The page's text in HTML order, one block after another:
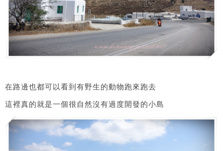
在路邊也都可以看到有野生的動物跑來跑去
這裡真的就是一個很自然沒有過度開發的小島